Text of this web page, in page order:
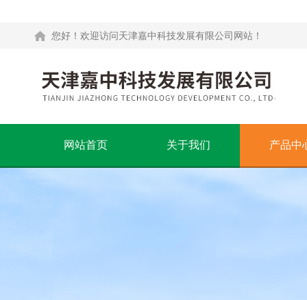
您好！欢迎访问天津嘉中科技发展有限公司网站！
网站首页 关于我们 产品中